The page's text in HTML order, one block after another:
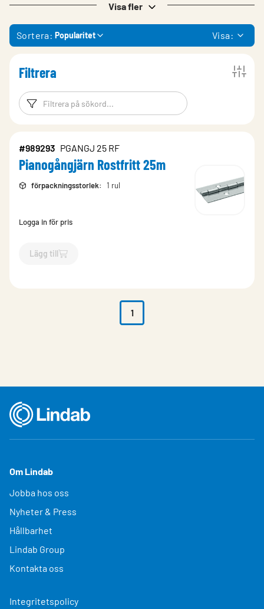
Visa fler
Sortera: Popularitet Visa:
Filtrera
Filtreringsord Filtrera
#989293 PGANGJ 25 RF
Pianogångjärn Rostfritt 25m
förpackningsstorlek: 1 rul
Logga in för pris
Lägg till
`$Lägg till
1
Om Lindab
Jobba hos oss
Nyheter & Press
Hållbarhet
Lindab Group
Kontakta oss
Integritetspolicy